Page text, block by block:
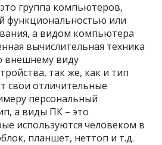
группа компьютеров,
функциональностью или
а видом компьютера
вычислительная техника
внешнему виду
так же, как и тип
свои отличительные
персональный
а виды ПК – это
используются человеком в
планшет, неттоп и т.д.